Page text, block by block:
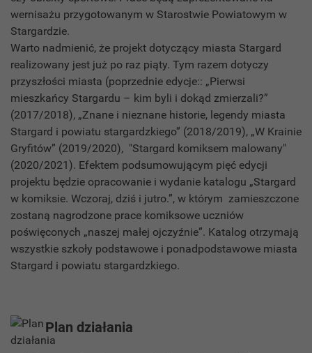
wernisażu przygotowanym w Starostwie Powiatowym w
Stargardzie.
Warto nadmienić, że projekt dotyczący miasta Stargard
realizowany jest już po raz piąty. Tym razem dotyczy
przyszłości miasta (poprzednie edycje:: „Pierwsi
mieszkańcy Stargardu – kim byli i dokąd zmierzali?”
(2017/2018), „Znane i nieznane historie, legendy miasta
Stargard i powiatu stargardzkiego” (2018/2019), „W Krainie
Gryfitów” (2019/2020), "Stargard komiksem malowany"
(2020/2021). Efektem podsumowującym pięć edycji
projektu będzie opracowanie i wydanie katalogu „Stargard
w komiksie. Wczoraj, dziś i jutro.”, w którym zamieszczone
zostaną nagrodzone prace komiksowe uczniów
poświęconych „naszej małej ojczyźnie”. Katalog otrzymają
wszystkie szkoły podstawowe i ponadpodstawowe miasta
Stargard i powiatu stargardzkiego.
Plan działania